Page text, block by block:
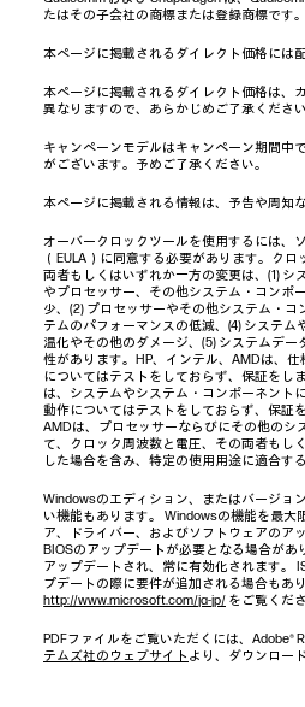
たはその子会社の商標または登録商標です。
本ページに掲載されるダイレクト価格には
本ページに掲載されるダイレクト価格は、
異なりますので、あらかじめご了承ください
キャンペーンモデルはキャンペーン期間中
がございます。予めご了承ください。
本ページに掲載される情報は、予告や周知
オーバークロックツールを使用するには、
（EULA）に同意する必要があります。ク
両者もしくはいずれか一方の変更は、(1) シ
やプロセッサー、その他システム・コンポ
少、(2) プロセッサーやその他システム・コ
テムのパフォーマンスの低減、(4) システ
温化やその他のダメージ、(5) システムデ
性があります。HP、インテル、AMDは、
についてはテストをしておらず、保証をし
は、システムやシステム・コンポーネント
動作についてはテストをしておらず、保証
AMDは、プロセッサーならびにその他のシ
て、クロック周波数と電圧、その両者もし
した場合を含み、特定の使用用途に適合す
Windowsのエディション、またはバージョ
い機能もあります。 Windowsの機能を最大
ア、ドライバー、およびソフトウェアのア
BIOSのアップデートが必要となる場合があ
アップデートされ、常に有効化されます。
プデートの際に要件が追加される場合もあ
http://www.microsoft.com/ja-jp/ をご覧くださ
PDFファイルをご覧いただくには、Adobe®
テムズ社のウェブサイト より、ダウンロー